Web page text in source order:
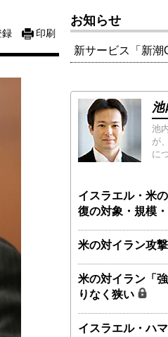
録 印刷
お知らせ
新サービス「新潮
池
池
が
に
イスラエル・米
復の対象・規模
米の対イラン攻
米の対イラン「
りなく狭い
イスラエル・ハ